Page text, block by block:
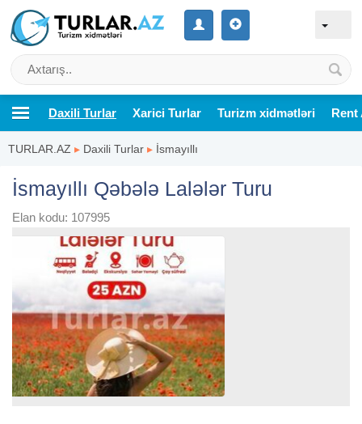
Daxili Turlar Xarici Turlar Turizm xidmətləri Rent
TURLAR.AZ ▸ Daxili Turlar ▸ İsmayıllı
İsmayıllı Qəbələ Lalələr Turu
Elan kodu: 107995